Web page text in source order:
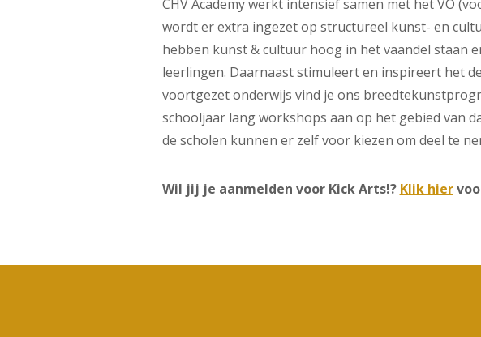
CHV Academy werkt intensief samen met het VO
wordt er extra ingezet op structureel kunst- en
hebben kunst & cultuur hoog in het vaandel staan
leerlingen. Daarnaast stimuleert en inspireert het
voortgezet onderwijs vind je ons
schooljaar lang workshops aan op het gebied van
de scholen kunnen er zelf voor kiezen om deel te
Wil jij je aanmelden voor Kick Arts!? Klik hier